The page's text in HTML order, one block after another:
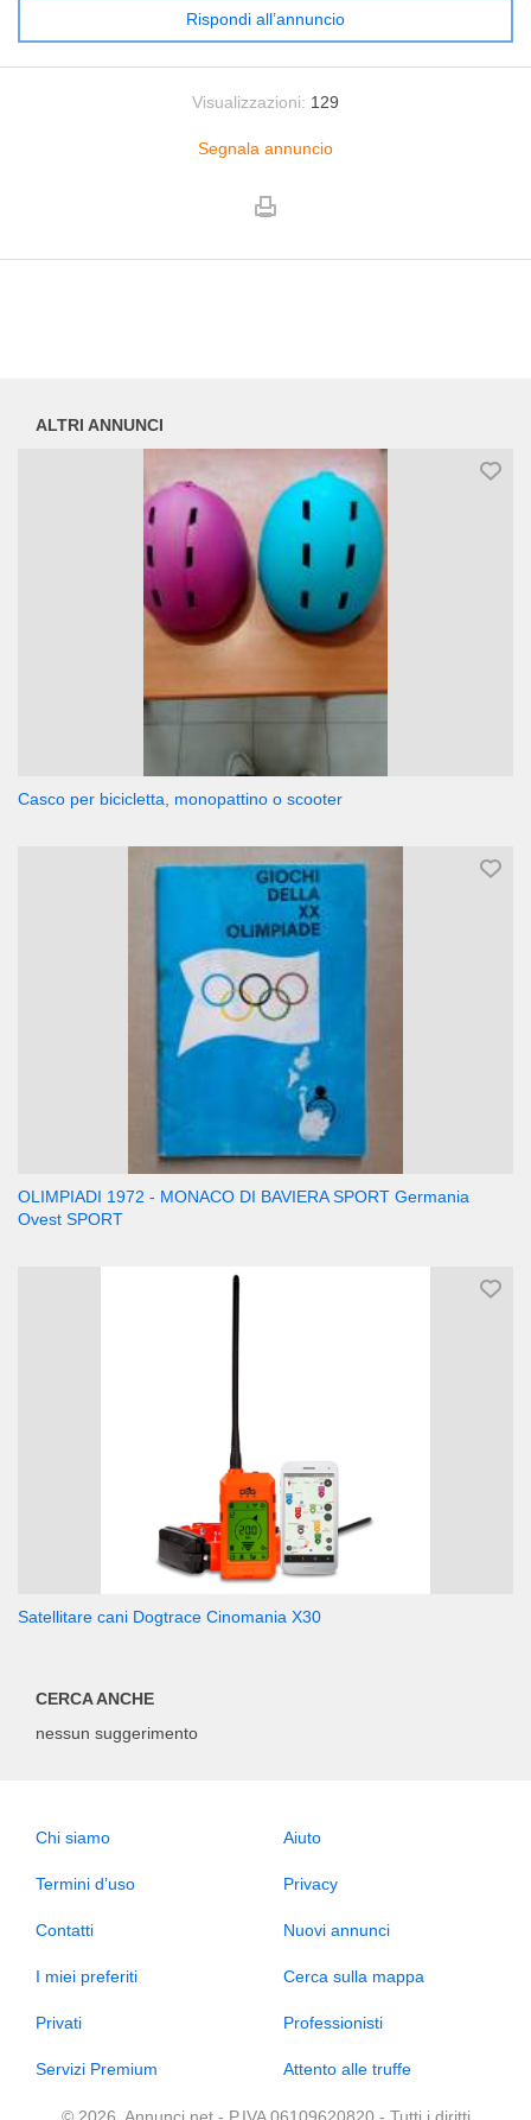
Rispondi all’annuncio
Visualizzazioni: 129
Segnala annuncio
ALTRI ANNUNCI
Casco per bicicletta, monopattino o scooter
OLIMPIADI 1972 - MONACO DI BAVIERA SPORT Germania
Ovest SPORT
Satellitare cani Dogtrace Cinomania X30
CERCA ANCHE
nessun suggerimento
Chi siamo Aiuto
Termini d’uso Privacy
Contatti Nuovi annunci
I miei preferiti Cerca sulla mappa
Privati Professionisti
Servizi Premium Attento alle truffe